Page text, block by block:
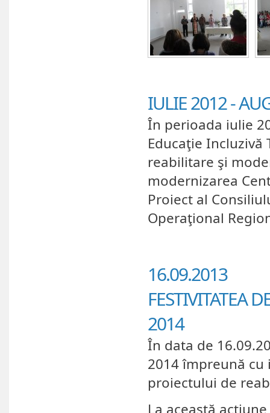
IULIE 2012 -
În perioada iulie
Educaţie Incluzivă
reabilitare şi
modernizarea
Proiect al
Operaţional
16.09.2013
FESTIVITATEA
2014
În data de
2014 împreună
proiectului de
La această